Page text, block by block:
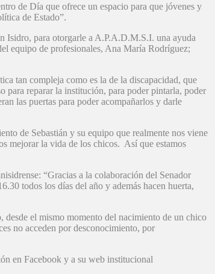
de Día que ofrece un espacio para que jóvenes y
de Estado”.
Isidro, para otorgarle a A.P.A.D.M.S.I. una ayuda
equipo de profesionales, Ana María Rodríguez;
tan compleja como es la de la discapacidad, que
para reparar la institución, para poder pintarla, poder
las puertas para poder acompañarlos y darle
de Sebastián y su equipo que realmente nos viene
mejorar la vida de los chicos. Así que estamos
“Gracias a la colaboración del Senador
todos los días del año y además hacen huerta,
desde el mismo momento del nacimiento de un chico
no acceden por desconocimiento, por
en Facebook y a su web institucional